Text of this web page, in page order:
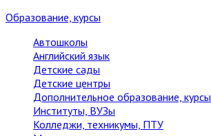
Образование, курсы
Автошколы
Английский язык
Детские сады
Детские центры
Дополнительное образование, курсы
Институты, ВУЗы
Колледжи, техникумы, ПТУ